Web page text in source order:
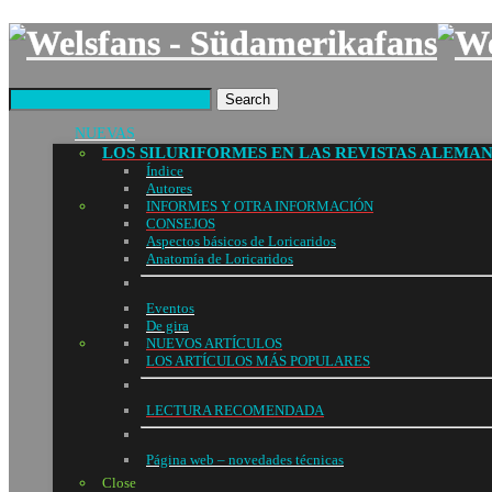
Search
NUEVAS
LOS SILURIFORMES EN LAS REVISTAS
Índice
Autores
INFORMES Y OTRA INFORMACIÓN
CONSEJOS
Aspectos básicos de Loricaridos
Anatomía de Loricaridos
Eventos
De gira
NUEVOS ARTÍCULOS
LOS ARTÍCULOS MÁS POPULARES
LECTURA RECOMENDADA
Página web – novedades técnicas
Close